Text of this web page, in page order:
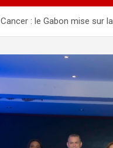
Cancer : le Gabon mise sur